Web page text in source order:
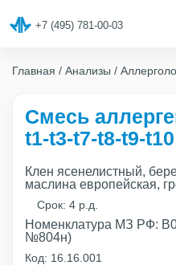
+7 (495) 781-00-03
Главная Анализы
Смесь
t1-t3-t7-t8-t9-t10
Клен ясенелистный,
маслина европейская,
Срок: 4 р.д.
Номенклатура МЗ РФ:
№804н)
Код: 16.16.001